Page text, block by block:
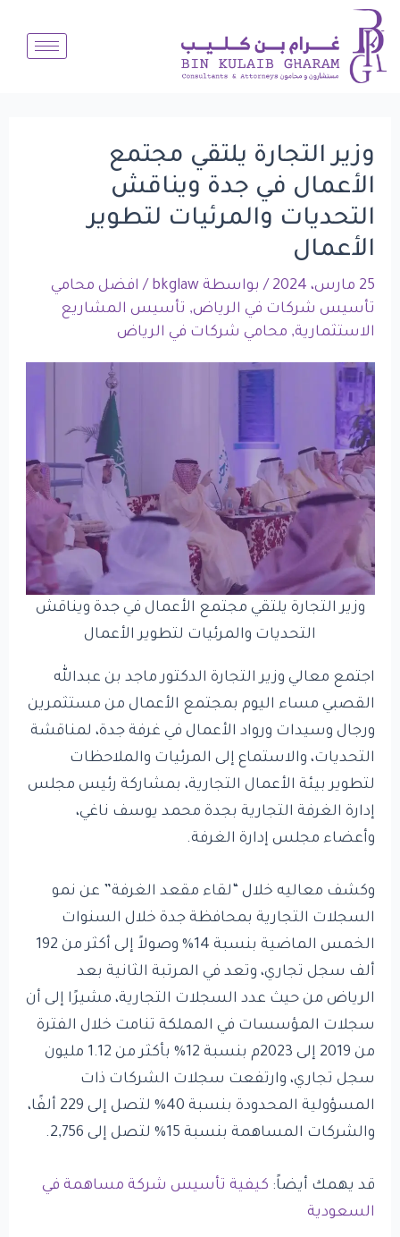
تخطي
إلى
المحتوى
وزير التجارة يلتقي مجتمع
الأعمال في جدة ويناقش
التحديات والمرئيات لتطوير
الأعمال
25 مارس، 2024 / بواسطة bkglaw
/ افضل محامي
تأسيس شركات في الرياض, تأسيس المشاريع
الاستثمارية, محامي شركات في الرياض
وزير التجارة يلتقي مجتمع الأعمال في جدة ويناقش
التحديات والمرئيات لتطوير الأعمال
اجتمع معالي وزير التجارة الدكتور ماجد بن عبدالله
القصبي مساء اليوم بمجتمع الأعمال من مستثمرين
ورجال وسيدات ورواد الأعمال في غرفة جدة، لمناقشة
التحديات، والاستماع إلى المرئيات والملاحظات
لتطوير بيئة الأعمال التجارية، بمشاركة رئيس مجلس
إدارة الغرفة التجارية بجدة محمد يوسف ناغي،
وأعضاء مجلس إدارة الغرفة.
وكشف معاليه خلال “لقاء مقعد الغرفة” عن نمو
السجلات التجارية بمحافظة جدة خلال السنوات
الخمس الماضية بنسبة 14% وصولاً إلى أكثر من 192
ألف سجل تجاري، وتعد في المرتبة الثانية بعد
الرياض من حيث عدد السجلات التجارية، مشيرًا إلى أن
سجلات المؤسسات في المملكة تنامت خلال الفترة
من 2019 إلى 2023م بنسبة 12% بأكثر من 1.12 مليون
سجل تجاري، وارتفعت سجلات الشركات ذات
المسؤولية المحدودة بنسبة 40% لتصل إلى 229 ألفًا،
والشركات المساهمة بنسبة 15% لتصل إلى 2,756.
قد يهمك أيضاً: كيفية تأسيس شركة مساهمة في
السعودية
Post
navigation